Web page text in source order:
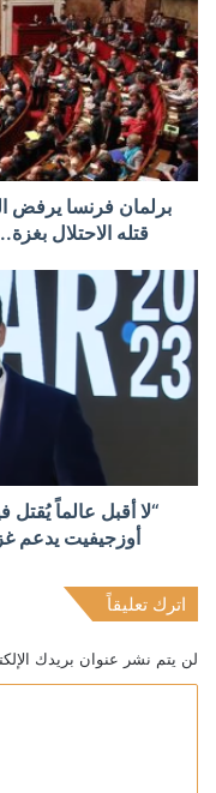
برلمان فرنسا يرفض
قتله الاحتلال
“لا أقبل عالماً يُقتل
أوزجيفيت يدعم
اترك تعليقاً
لن يتم نشر عنوان بريدك